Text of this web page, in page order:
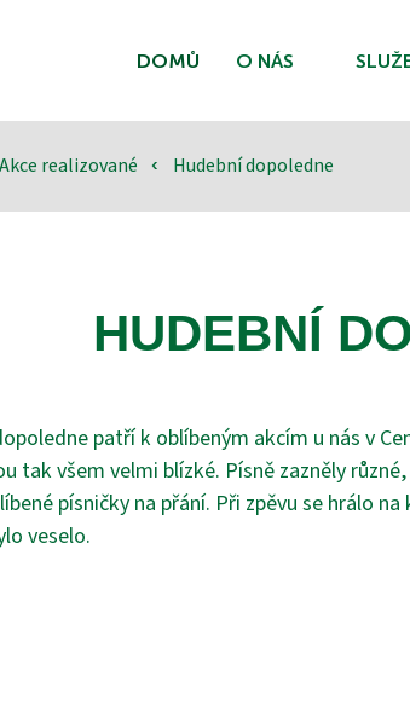
DOMŮ O NÁS
Akce realizované ‹ Hudební dopoledne
HUDEBNÍ
patří k oblíbeným akcím u nás v
tak všem velmi blízké. Písně zazněly
písničky na přání. Při zpěvu se hrálo
veselo.